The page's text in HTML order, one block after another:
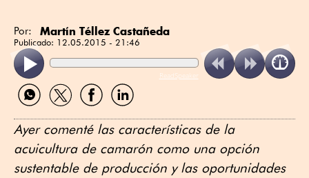
Por: Martín Téllez Castañeda
Publicado: 12.05.2015 - 21:46
ReadSpeaker
Compartir
por
Compartir
por
Compartir
por
Compartir
por
Ayer comenté las características de la
acuicultura de camarón como una opción
sustentable de producción y las oportunidades